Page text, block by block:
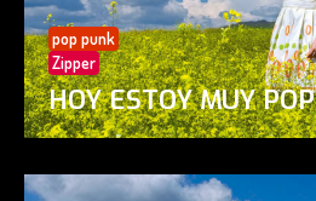
pop punk
Zipper
HOY ESTOY MUY POP